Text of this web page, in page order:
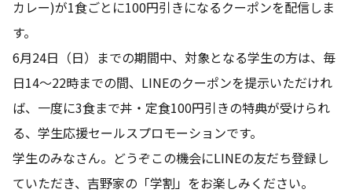
カレー)が1食ごとに100円引きになるクーポンを配信しま
す。
6月24日（日）までの期間中、対象となる学生の方は、毎
日14～22時までの間、LINEのクーポンを提示いただけれ
ば、一度に3食まで丼・定食100円引きの特典が受けられ
る、学生応援セールスプロモーションです。
学生のみなさん。どうぞこの機会にLINEの友だち登録し
ていただき、吉野家の「学割」をお楽しみください。